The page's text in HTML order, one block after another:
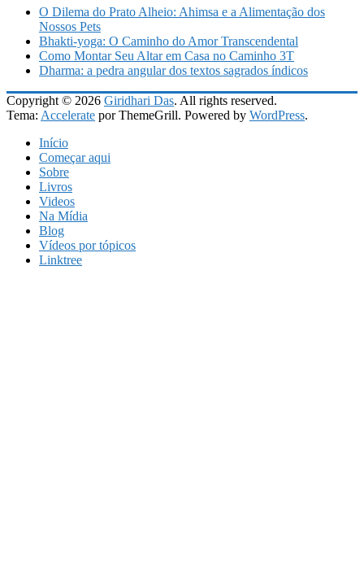
O Dilema do Prato Alheio: Ahimsa e a Alimentação dos
Nossos Pets
Bhakti-yoga: O Caminho do Amor Transcendental
Como Montar Seu Altar em Casa no Caminho 3T
Dharma: a pedra angular dos textos sagrados índicos
Copyright © 2026 Giridhari Das. All rights reserved.
Tema: Accelerate por ThemeGrill. Powered by WordPress.
Início
Começar aqui
Sobre
Livros
Videos
Na Mídia
Blog
Vídeos por tópicos
Linktree